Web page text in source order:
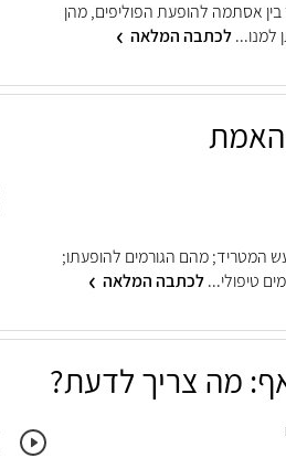
אסתמה להופעת הפוליפים, מהן
למנו...לכתבה המלאה
המטריד; מהם הגורמים להופעתו;
טיפולי...לכתבה המלאה
מה צריך לדעת?